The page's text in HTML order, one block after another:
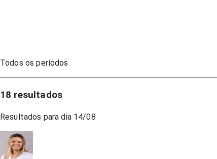
Todos os períodos
18 resultados
Resultados para dia 14/08